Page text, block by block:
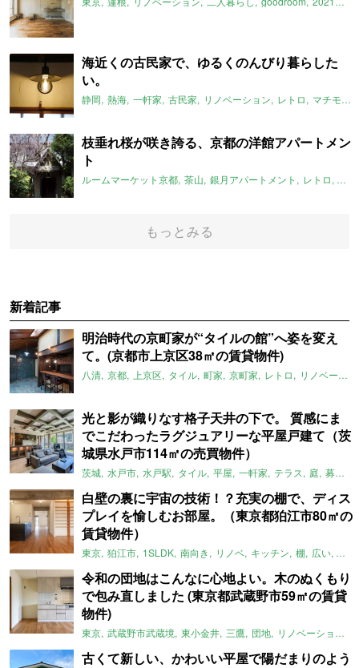
海近くの古民家で、ゆるくのんびり暮らした
い。
静岡 熱海 一軒家 古民家 リノベーション レトロ マチモリ不動産
枝垂れ桜が咲き誇る、京都の洋館アパートメン
ト
ルームマーケット京都 茶山 銀月アパートメント レトロ 洋館
もっとみる
新着記事
明治時代の京町家が“タイルの館”へ姿を変え
て。(京都市上京区38㎡の賃貸物件)
八清 京都 上京区 タイル 町家 京町家 レトロ リノベーション
光と影が織りなす格子天井の下で。 質感にま
でこだわったラグジュアリーな平屋戸建て（茨
城県水戸市114㎡の売買物件）
茨城 水戸市 水戸駅 タイル 平屋 一軒家 テラス 庭 募集中
白壁の裏に宇宙の技術！？充実の棚で、ディス
プレイを愉しむお部屋。（東京都狛江市80㎡の
賃貸物件）
東京 狛江市 1SLDK 南向き リノベ キッチン 棚 広い ガイ
令和の団地はこんなに心地よい。木のぬくもり
で包み直しました (東京都武蔵野市59㎡の賃貸
物件)
東京 武蔵野市武蔵境 東小金井 三鷹 団地 リノベーション
古くて新しい、かわいい平屋で陽だまりのよう